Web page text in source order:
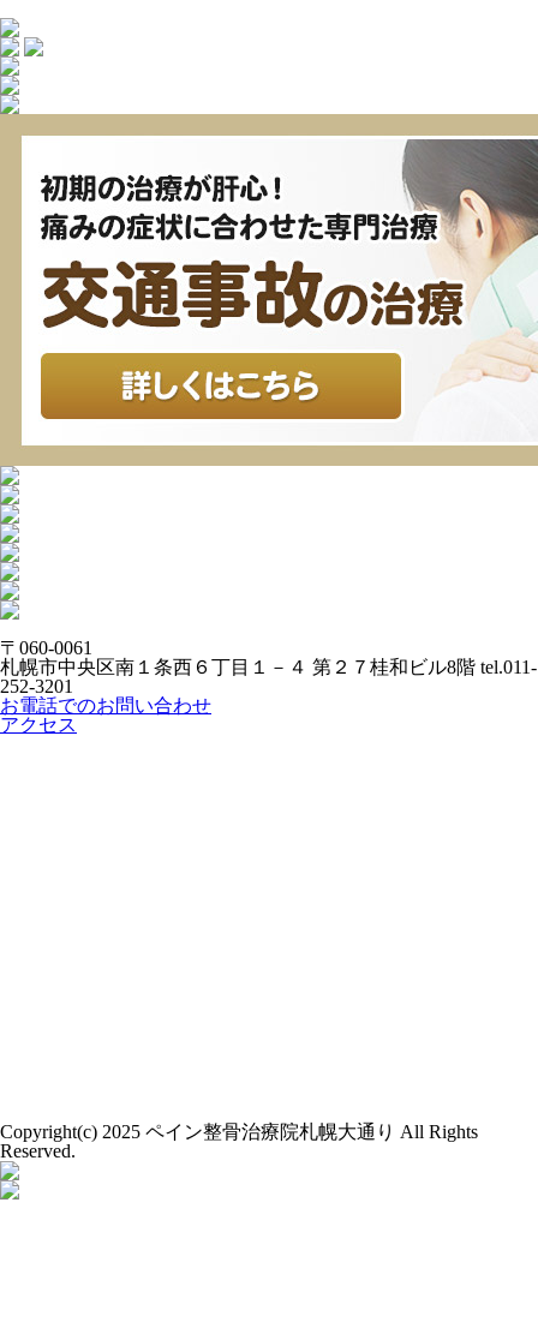
〒060-0061
札幌市中央区南１条西６丁目１－４ 第２７桂和ビル8階 tel.011-
252-3201
お電話でのお問い合わせ
アクセス
Copyright(c) 2025 ペイン整骨治療院札幌大通り All Rights
Reserved.